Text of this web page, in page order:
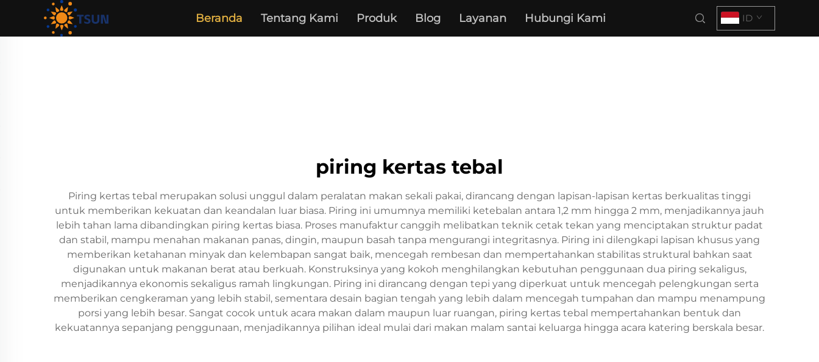
Beranda Tentang Kami Produk Blog Layanan Hubungi Kami ID
piring kertas tebal
Piring kertas tebal merupakan solusi unggul dalam peralatan makan sekali pakai, dirancang dengan lapisan-lapisan kertas berkualitas tinggi
untuk memberikan kekuatan dan keandalan luar biasa. Piring ini umumnya memiliki ketebalan antara 1,2 mm hingga 2 mm, menjadikannya jauh
lebih tahan lama dibandingkan piring kertas biasa. Proses manufaktur canggih melibatkan teknik cetak tekan yang menciptakan struktur padat
dan stabil, mampu menahan makanan panas, dingin, maupun basah tanpa mengurangi integritasnya. Piring ini dilengkapi lapisan khusus yang
memberikan ketahanan minyak dan kelembapan sangat baik, mencegah rembesan dan mempertahankan stabilitas struktural bahkan saat
digunakan untuk makanan berat atau berkuah. Konstruksinya yang kokoh menghilangkan kebutuhan penggunaan dua piring sekaligus,
menjadikannya ekonomis sekaligus ramah lingkungan. Piring ini dirancang dengan tepi yang diperkuat untuk mencegah pelengkungan serta
memberikan cengkeraman yang lebih stabil, sementara desain bagian tengah yang lebih dalam mencegah tumpahan dan mampu menampung
porsi yang lebih besar. Sangat cocok untuk acara makan dalam maupun luar ruangan, piring kertas tebal mempertahankan bentuk dan
kekuatannya sepanjang penggunaan, menjadikannya pilihan ideal mulai dari makan malam santai keluarga hingga acara katering berskala besar.